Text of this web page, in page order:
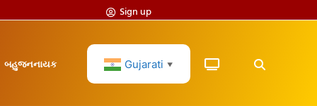
Sign up
બહુજનનાયક Gujarati ▼